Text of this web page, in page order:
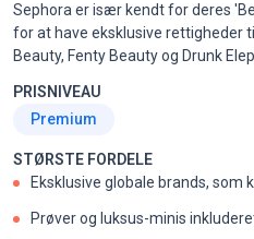
Sephora er især kendt for deres
for at have eksklusive rettigheder
Beauty, Fenty Beauty og Drunk
PRISNIVEAU
Premium
STØRSTE FORDELE
Eksklusive globale brands, som
Prøver og luksus-minis